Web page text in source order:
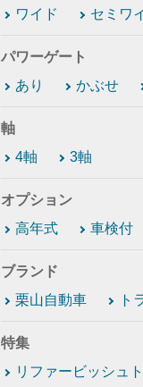
ワイド
セミワ
パワーゲート
あり
かぶせ
軸
4軸
3軸
オプション
高年式
車検付
ブランド
栗山自動車
ト
特集
リファービッシュ